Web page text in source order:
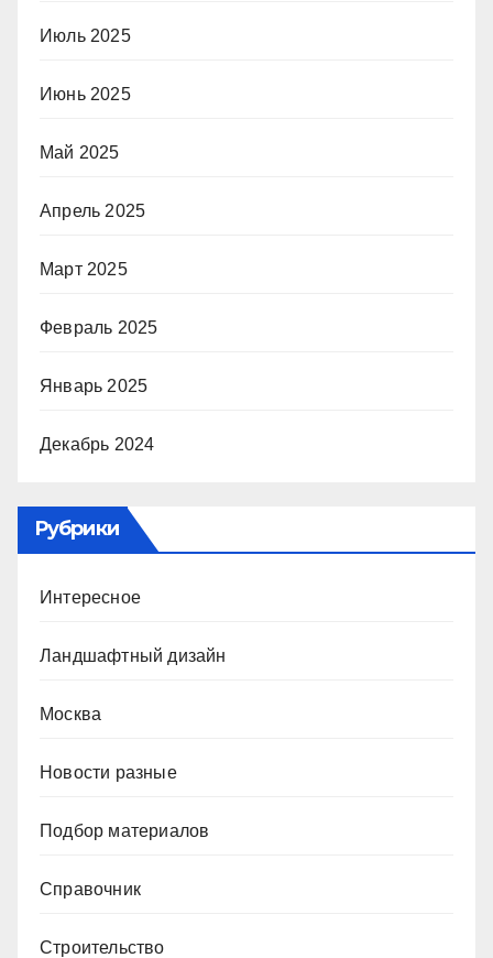
Июль 2025
Июнь 2025
Май 2025
Апрель 2025
Март 2025
Февраль 2025
Январь 2025
Декабрь 2024
Рубрики
Интересное
Ландшафтный дизайн
Москва
Новости разные
Подбор материалов
Справочник
Строительство